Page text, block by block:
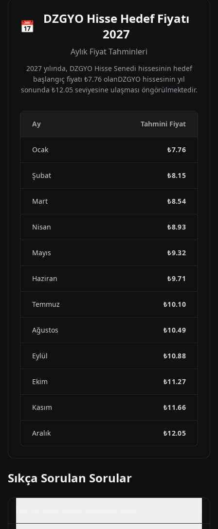
📅 DZGYO Hisse Hedef Fiyatı
2027
Aylık Fiyat Tahminleri
2027yılında, DZGYO Hisse Senedi hissesinin hedef
başlangıç fiyatı ₺7.76 olanDZGYO hissesinin yıl
sonunda ₺12.05seviyesine ulaşması öngörülmektedir.
Ay Tahmini Fiyat
Ocak ₺7.76
Şubat ₺8.15
Mart ₺8.54
Nisan ₺8.93
Mayıs ₺9.32
Haziran ₺9.71
Temmuz ₺10.10
Ağustos ₺10.49
Eylül ₺10.88
Ekim ₺11.27
Kasım ₺11.66
Aralık ₺12.05
Sıkça Sorulan Sorular